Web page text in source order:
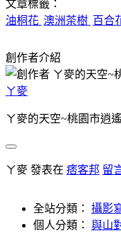
文章標籤：
油桐花 澳洲茶樹 百合
創作者介紹
ㄚ麥
ㄚ麥的天空~桃園市逍
ㄚ麥 發表在 痞客邦 留
全站分類： 攝影
個人分類： 與山